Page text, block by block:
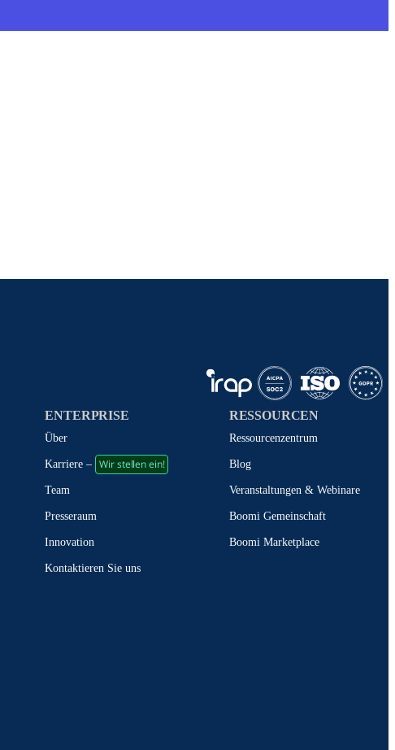
ENTERPRISE
Über
Karriere – Wir stellen ein!
Team
Presseraum
Innovation
Kontaktieren Sie uns
RESSOURCEN
Ressourcenzentrum
Blog
Veranstaltungen & Webinare
Boomi Gemeinschaft
Boomi Marketplace